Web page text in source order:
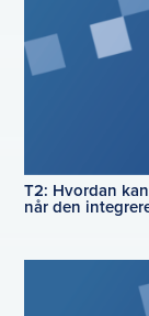
T2: Hvordan
når den